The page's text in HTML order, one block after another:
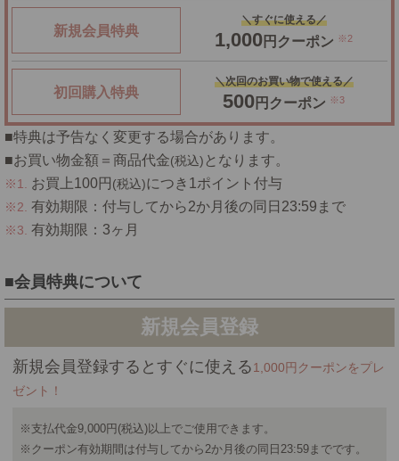
新規会員特典
＼すぐに使える／
1,000円クーポン ※2
初回購入特典
＼次回のお買い物で使える／
500円クーポン ※3
■特典は予告なく変更する場合があります。
■お買い物金額＝商品代金(税込) となります。
※1. お買上100円 (税込)につき1ポイント付与
※2. 有効期限：付与してから2か月後の同日23:59まで
※3. 有効期限：3ヶ月
会員特典について
新規会員登録
新規会員登録するとすぐに使える1,000円クーポンをプレ
ゼント！
※支払代金9,000円(税込)以上でご使用できます。
※クーポン有効期間は付与してから2か月後の同日23:59までです。